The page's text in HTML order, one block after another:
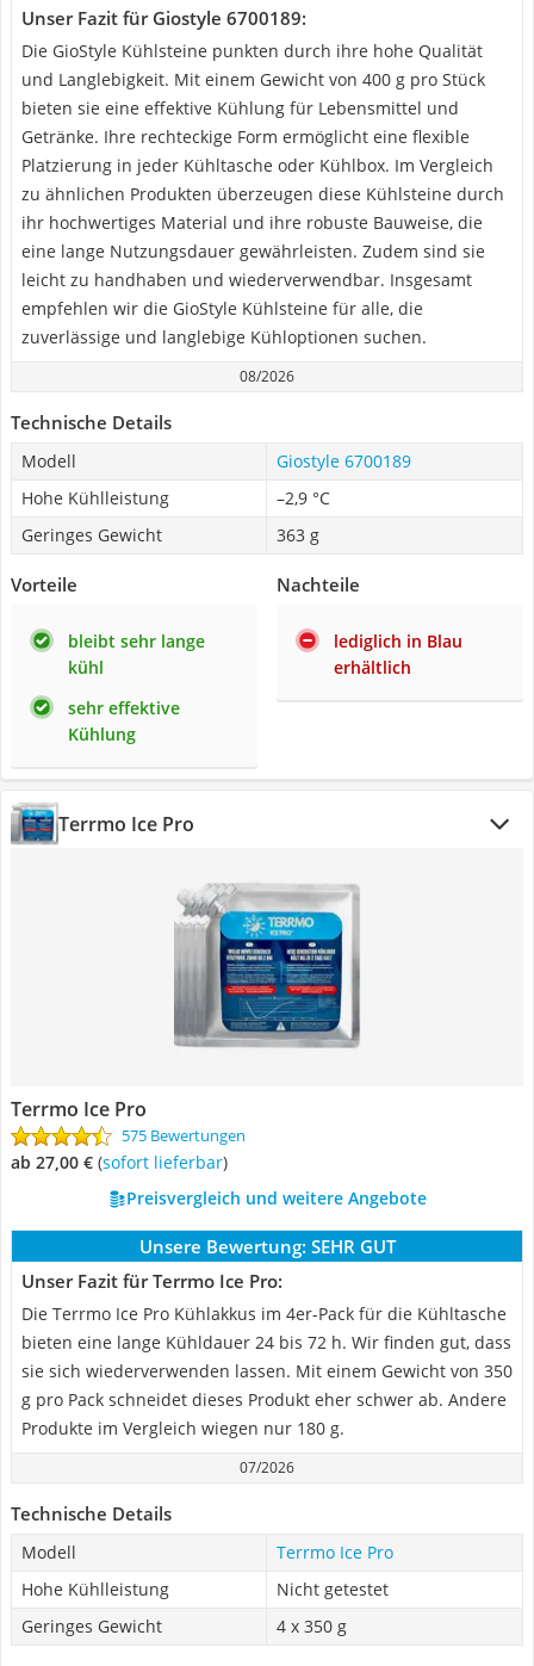
Unser Fazit für Giostyle 6700189:
Die GioStyle Kühlsteine punkten durch ihre hohe Qualität
und Langlebigkeit. Mit einem Gewicht von 400 g pro Stück
bieten sie eine effektive Kühlung für Lebensmittel und
Getränke. Ihre rechteckige Form ermöglicht eine flexible
Platzierung in jeder Kühltasche oder Kühlbox. Im Vergleich
zu ähnlichen Produkten überzeugen diese Kühlsteine durch
ihr hochwertiges Material und ihre robuste Bauweise, die
eine lange Nutzungsdauer gewährleisten. Zudem sind sie
leicht zu handhaben und wiederverwendbar. Insgesamt
empfehlen wir die GioStyle Kühlsteine für alle, die
zuverlässige und langlebige Kühloptionen suchen.
08/2026
Technische Details
Modell
Giostyle 6700189
Hohe Kühlleistung
–2,9 °C
Geringes Gewicht
363 g
Vorteile
bleibt sehr lange
kühl
sehr effektive
Kühlung
Nachteile
lediglich in Blau
erhältlich
Terrmo Ice Pro
Terrmo Ice Pro
575 Bewertungen
ab 27,00 € ( Sofort lieferbar)
Preisvergleich und weitere Angebote
Unsere Bewertung: SEHR GUT
Unser Fazit für Terrmo Ice Pro:
Die Terrmo Ice Pro Kühlakkus im 4er-Pack für die Kühltasche
bieten eine lange Kühldauer 24 bis 72 h. Wir finden gut, dass
sie sich wiederverwenden lassen. Mit einem Gewicht von 350
g pro Pack schneidet dieses Produkt eher schwer ab. Andere
Produkte im Vergleich wiegen nur 180 g.
07/2026
Technische Details
Modell
Terrmo Ice Pro
Hohe Kühlleistung
Nicht getestet
Geringes Gewicht
4 x 350 g